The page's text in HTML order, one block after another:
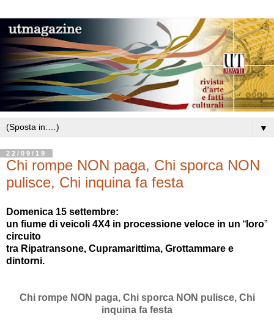
▼
22/09/19
Chi rompe NON paga, Chi sporca NON
pulisce, Chi inquina fa festa
Domenica 15 settembre:
un fiume di veicoli 4X4 in processione veloce in un “ loro”
circuito
tra Ripatransone, Cupramarittima, Grottammare e
dintorni.
Chi rompe NON paga, Chi sporca NON pulisce, Chi
inquina fa festa